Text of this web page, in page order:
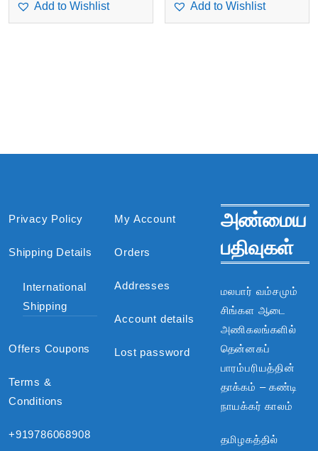
Add to Wishlist Add to Wishlist
Privacy Policy
Shipping Details
International
Shipping
Offers Coupons
Terms &
Conditions
+919786068908
My Account
Orders
Addresses
Account details
Lost password
அண்மைய
பதிவுகள்
மலபார் வம்சமும்
சிங்கள ஆடை
அணிகலங்களில்
தென்னகப்
பாரம்பரியத்தின்
தாக்கம் – கண்டி
நாயக்கர் காலம்
தமிழகத்தில்